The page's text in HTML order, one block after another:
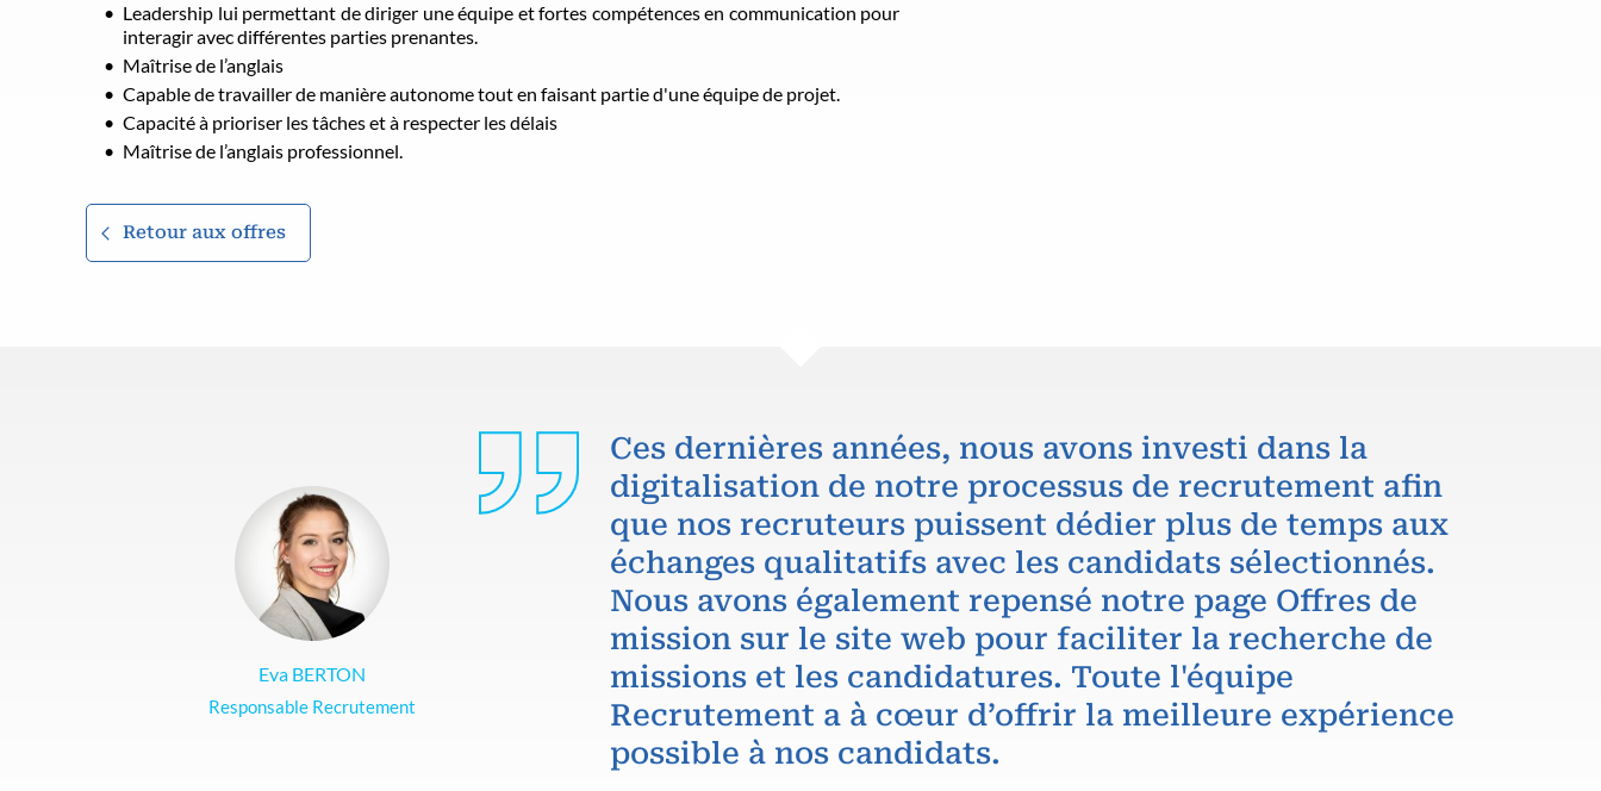
Leadership lui permettant de diriger une équipe et fortes compétences en communication pour
interagir avec différentes parties prenantes.
Maîtrise de l’anglais
Capable de travailler de manière autonome tout en faisant partie d'une équipe de projet.
Capacité à prioriser les tâches et à respecter les délais
Maîtrise de l’anglais professionnel.
Retour aux offres
Eva BERTON
Responsable Recrutement
Ces dernières années, nous avons investi dans la
digitalisation de notre processus de recrutement afin
que nos recruteurs puissent dédier plus de temps aux
échanges qualitatifs avec les candidats sélectionnés.
Nous avons également repensé notre page Offres de
mission sur le site web pour faciliter la recherche de
missions et les candidatures. Toute l'équipe
Recrutement a à cœur d’offrir la meilleure expérience
possible à nos candidats.